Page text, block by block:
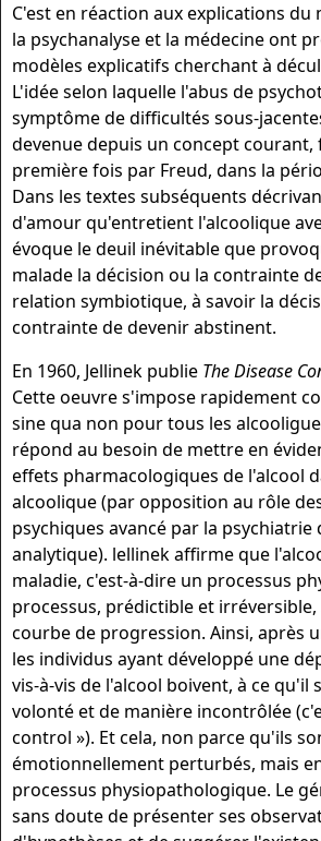
C'est en réaction aux explications
la psychanalyse et la médecine ont
modèles explicatifs cherchant à
L'idée selon laquelle l'abus de
symptôme de difficultés sous-
devenue depuis un concept courant,
première fois par Freud, dans la
Dans les textes subséquents
d'amour qu'entretient l'alcoolique
évoque le deuil inévitable que
malade la décision ou la contrainte
relation symbiotique, à savoir la
contrainte de devenir abstinent.
En 1960, Jellinek publie The Disease
Cette oeuvre s'impose rapidement
sine qua non pour tous les
répond au besoin de mettre en
effets pharmacologiques de l'alcool
alcoolique (par opposition au rôle
psychiques avancé par la
analytique). lellinek affirme que
maladie, c'est-à-dire un processus
processus, prédictible et
courbe de progression. Ainsi, après
les individus ayant développé une
vis-à-vis de l'alcool boivent, à ce qu'il
volonté et de manière incontrôlée
control »). Et cela, non parce qu'ils
émotionnellement perturbés, mais
processus physiopathologique. Le
sans doute de présenter ses